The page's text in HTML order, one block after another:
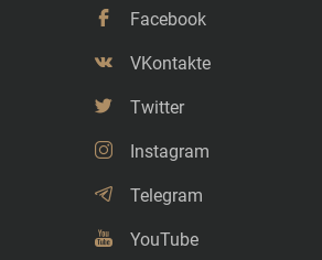
Facebook
VKontakte
Twitter
Instagram
Telegram
YouTube